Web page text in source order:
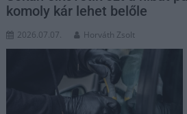
komoly kár lehet belőle
2026.07.07. Horváth Zsolt